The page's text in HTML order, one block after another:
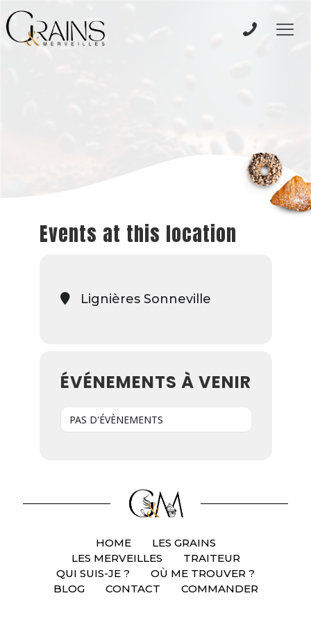
Events at this location
Lignières Sonneville
ÉVÉNEMENTS À VENIR
PAS D'ÉVÈNEMENTS
HOME
LES GRAINS
LES MERVEILLES
TRAITEUR
QUI SUIS-JE ?
OÙ ME TROUVER ?
BLOG
CONTACT COMMANDER